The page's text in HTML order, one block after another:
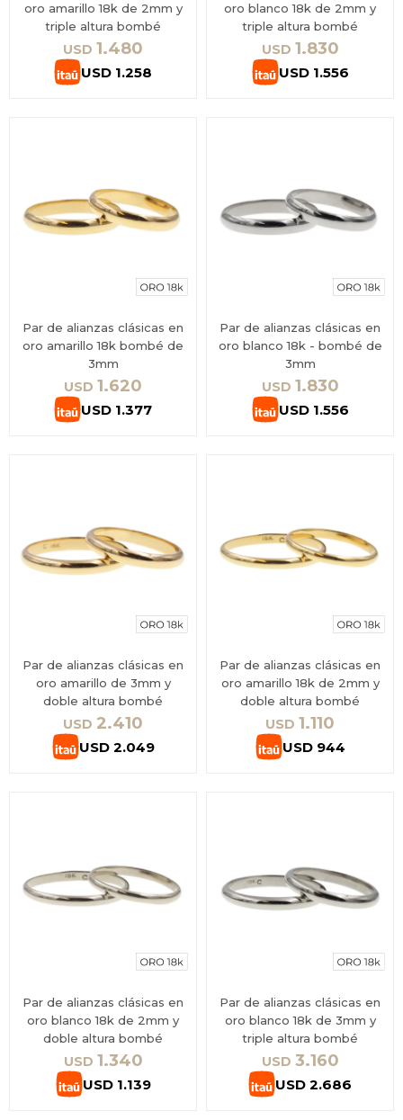
oro amarillo 18k de 2mm y
triple altura bombé
USD 1.480
USD 1.258
oro blanco 18k de 2mm y
triple altura bombé
USD 1.830
USD 1.556
Par de alianzas clásicas en
oro amarillo 18k bombé de
3mm
USD 1.620
USD 1.377
Par de alianzas clásicas en
oro blanco 18k - bombé de
3mm
USD 1.830
USD 1.556
Par de alianzas clásicas en
oro amarillo de 3mm y
doble altura bombé
USD 2.410
USD 2.049
Par de alianzas clásicas en
oro amarillo 18k de 2mm y
doble altura bombé
USD 1.110
USD 944
Par de alianzas clásicas en
oro blanco 18k de 2mm y
doble altura bombé
USD 1.340
USD 1.139
Par de alianzas clásicas en
oro blanco 18k de 3mm y
triple altura bombé
USD 3.160
USD 2.686